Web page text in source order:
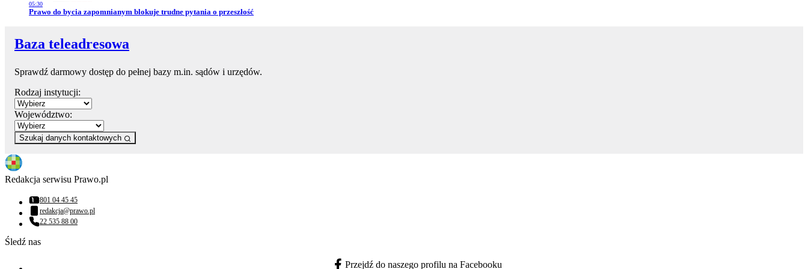
05:30
Przejdź do artykułu:
Prawo do bycia zapomnianym blokuje trudne pytania o przeszłość
Baza teleadresowa
Sprawdź darmowy dostęp do pełnej bazy m.in. sądów i urzędów.
Rodzaj instytucji:
Województwo:
Szukaj danych kontaktowych
Redakcja serwisu Prawo.pl
Numer telefonu:
801 04 45 45
Adres email:
redakcja@prawo.pl
Numer telefonu:
22 535 88 00
Śledź nas
Przejdź do naszego profilu na Facebooku